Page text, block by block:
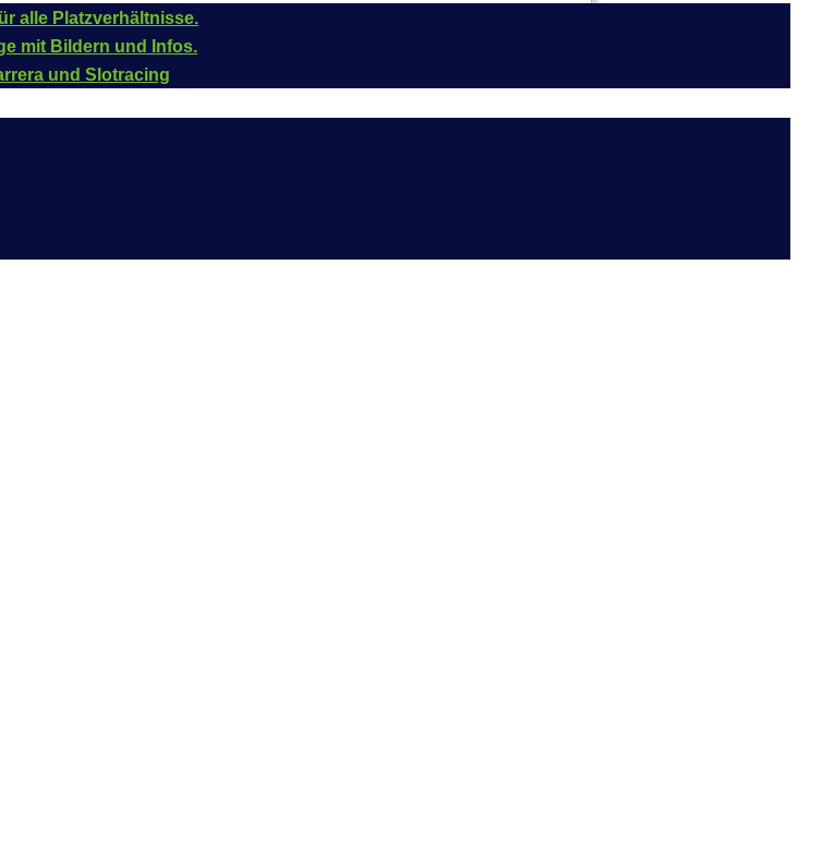
alle Platzverhältnisse.
mit Bildern und Infos.
und Slotracing